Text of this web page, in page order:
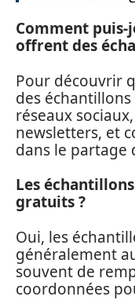
Comment puis-
offrent des
Pour découvrir
des
réseaux
newsletters, et
dans le partage
Les
gratuits ?
Oui, les
généralement
souvent de
coordonnées